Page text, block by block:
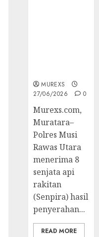
MUREXS
27/06/2026
0
Murexs.com,
Muratara–
Polres Musi
Rawas Utara
menerima 8
senjata api
rakitan
(Senpira) hasil
penyerahan...
READ MORE